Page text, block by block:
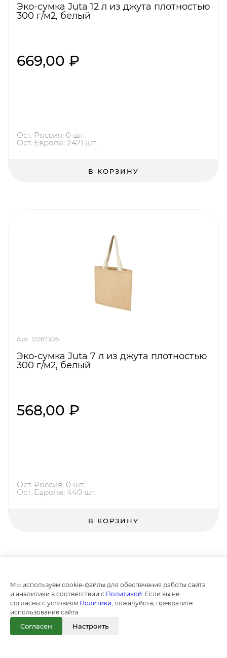
Эко-сумка Juta 12 л из джута плотностью
300 г/м2, белый
669,00 ₽
Ост. Россия: 0 шт.
Ост. Европа: 2471 шт.
В КОРЗИНУ
Арт. 12067306
Эко-сумка Juta 7 л из джута плотностью
300 г/м2, белый
568,00 ₽
Ост. Россия: 0 шт.
Ост. Европа: 440 шт.
В КОРЗИНУ
Мы используем cookie-файлы для обеспечения работы сайта
и аналитики в соответствии с Политикой . Если вы не
согласны с условиям Политики , пожалуйста, прекратите
использование сайта
Согласен Настроить